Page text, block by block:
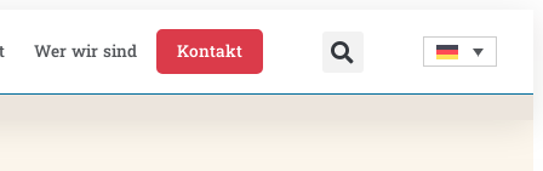
Wer wir sind Kontakt